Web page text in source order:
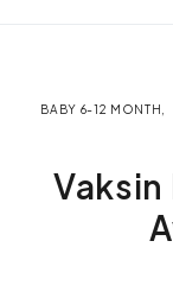
BABY 6-12 MONTH
Vaksin